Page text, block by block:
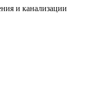
и канализации